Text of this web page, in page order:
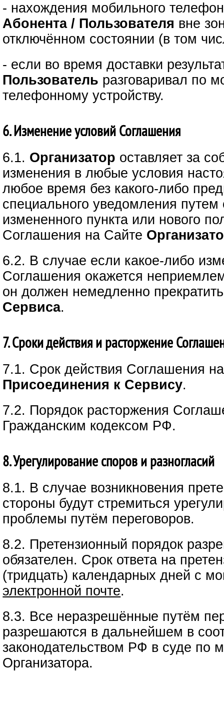
- нахождения мобильного
Абонента / Пользователя вне
отключённом состоянии (в том
- если во время доставки
Пользователь разговаривал по
телефонному устройству.
6. Изменение условий Соглашения
6.1. Организатор оставляет за
изменения в любые условия
любое время без какого-либо
специального уведомления путем
измененного пункта или нового
Соглашения на Сайте
6.2. В случае если какое-либо
Соглашения окажется
он должен немедленно
Сервиса.
7. Сроки действия и расторжение
7.1. Срок действия Соглашения
Присоединения к Сервису.
7.2. Порядок расторжения
Гражданским кодексом РФ.
8. Урегулирование споров и разногласий
8.1. В случае возникновения
стороны будут стремиться
проблемы путём переговоров.
8.2. Претензионный порядок
обязателен. Срок ответа на
(тридцать) календарных дней с
электронной почте.
8.3. Все неразрешённые путём
разрешаются в дальнейшем в
законодательством РФ в суде по
Организатора.